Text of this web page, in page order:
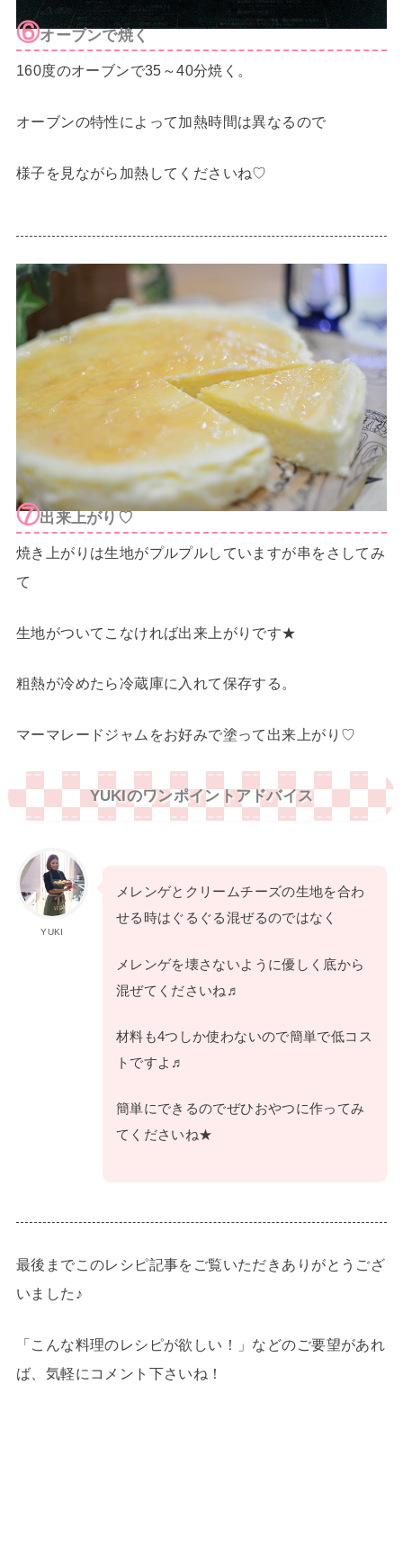
⑥オーブンで焼く
160度のオーブンで35～40分焼く。
オーブンの特性によって加熱時間は異なるので
様子を見ながら加熱してくださいね♡
⑦出来上がり♡
焼き上がりは生地がプルプルしていますが串をさしてみ
て
生地がついてこなければ出来上がりです★
粗熱が冷めたら冷蔵庫に入れて保存する。
マーマレードジャムをお好みで塗って出来上がり♡
YUKIのワンポイントアドバイス
YUKI
メレンゲとクリームチーズの生地を合わ
せる時はぐるぐる混ぜるのではなく
メレンゲを壊さないように優しく底から
混ぜてくださいね♬
材料も4つしか使わないので簡単で低コス
トですよ♬
簡単にできるのでぜひおやつに作ってみ
てくださいね★
最後までこのレシピ記事をご覧いただきありがとうござ
いました♪
「こんな料理のレシピが欲しい！」などのご要望があれ
ば、気軽にコメント下さいね！